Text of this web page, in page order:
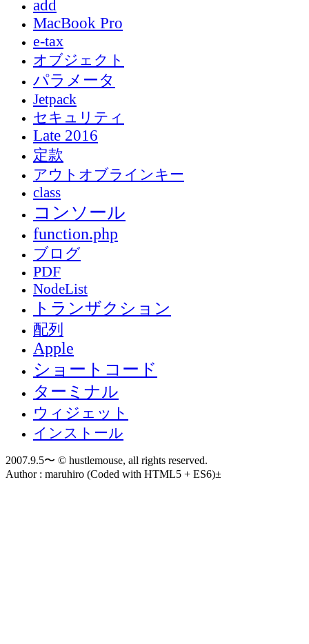
add
MacBook Pro
e-tax
オブジェクト
パラメータ
Jetpack
セキュリティ
Late 2016
定款
アウトオブラインキー
class
コンソール
function.php
ブログ
PDF
NodeList
トランザクション
配列
Apple
ショートコード
ターミナル
ウィジェット
インストール
2007.9.5〜 © hustlemouse, all rights reserved.
Author : maruhiro (Coded with HTML5 + ES6)±